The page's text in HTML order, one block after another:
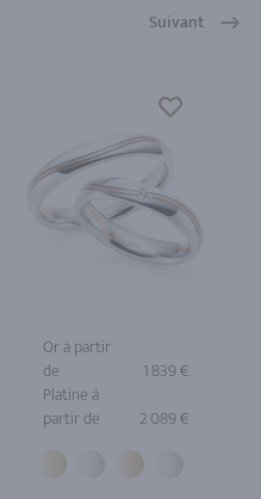
Suivant
Or à partir
de
1 839 €
Platine à
partir de
2 089 €